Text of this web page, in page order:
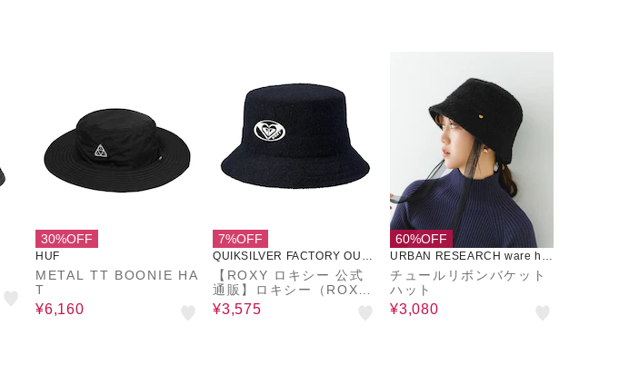
30%OFF
HUF
METAL TT BOONIE HA
T
¥6,160
7%OFF
QUIKSILVER FACTORY OUTL
ET STORE
【ROXY ロキシー 公式
通販】ロキシー（ROX
Y）【OUTLET】Roxy L
UCKY CHARMS ハット
¥3,575
60%OFF
URBAN RESEARCH ware ho
use
チュールリボンバケット
ハット
¥3,080